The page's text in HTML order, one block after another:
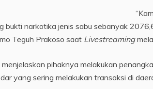
bukti narkotika jenis sabu sebanyak
Teguh Prakoso saat Livestreaming
menjelaskan pihaknya melakukan
yang sering melakukan transaksi di